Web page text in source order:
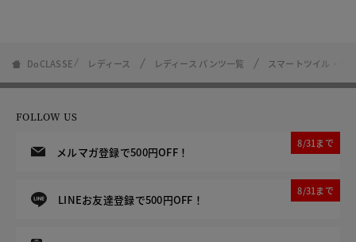
DoCLASSE レディース レディース パンツ一覧 スマートツイル・セ
FOLLOW US
メルマガ登録で500円OFF！
8/31まで
LINEお友達登録で500円OFF！
8/31まで